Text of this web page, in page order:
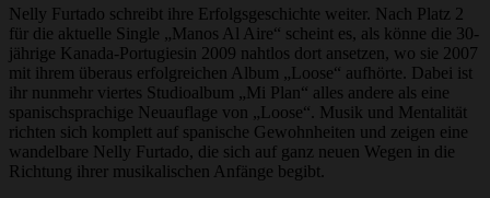
Nelly Furtado schreibt ihre Erfolgsgeschichte weiter. Nach Platz 2
für die aktuelle Single „Manos Al Aire“ scheint es, als könne die 30-
jährige Kanada-Portugiesin 2009 nahtlos dort ansetzen, wo sie 2007
mit ihrem überaus erfolgreichen Album „Loose“ aufhörte. Dabei ist
ihr nunmehr viertes Studioalbum „Mi Plan“ alles andere als eine
spanischsprachige Neuauflage von „Loose“. Musik und Mentalität
richten sich komplett auf spanische Gewohnheiten und zeigen eine
wandelbare Nelly Furtado, die sich auf ganz neuen Wegen in die
Richtung ihrer musikalischen Anfänge begibt.